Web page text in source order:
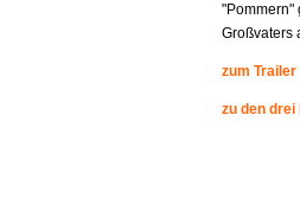
"Pommern"
Großvaters
zum Trailer
zu den